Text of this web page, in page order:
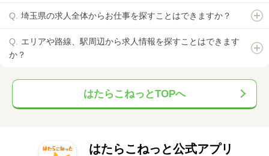
埼玉県の求人全体からお仕事を探すことはできますか？
エリアや路線、駅周辺から求人情報を探すことはできます
か？
はたらこねっとTOPへ
はたらこねっと公式アプリ